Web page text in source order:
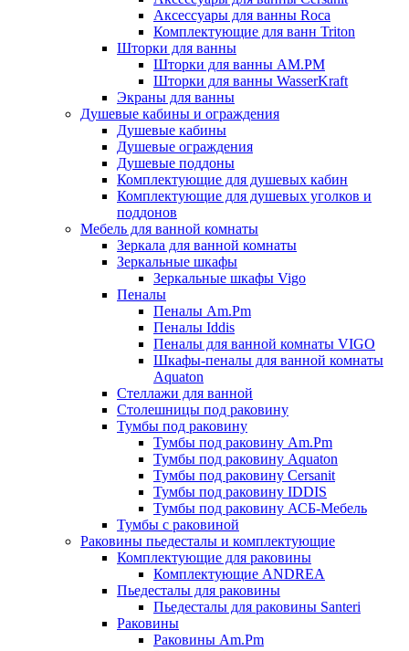
Аксессуары для ванны Roca
Комплектующие для ванн Triton
Шторки для ванны
Шторки для ванны AM.PM
Шторки для ванны WasserKraft
Экраны для ванны
Душевые кабины и ограждения
Душевые кабины
Душевые ограждения
Душевые поддоны
Комплектующие для душевых кабин
Комплектующие для душевых уголков и
поддонов
Мебель для ванной комнаты
Зеркала для ванной комнаты
Зеркальные шкафы
Зеркальные шкафы Vigo
Пеналы
Пеналы Am.Pm
Пеналы Iddis
Пеналы для ванной комнаты VIGO
Шкафы-пеналы для ванной комнаты
Aquaton
Стеллажи для ванной
Столешницы под раковину
Тумбы под раковину
Тумбы под раковину Am.Pm
Тумбы под раковину Aquaton
Тумбы под раковину Cersanit
Тумбы под раковину IDDIS
Тумбы под раковину АСБ-Мебель
Тумбы с раковиной
Раковины пьедесталы и комплектующие
Комплектующие для раковины
Комплектующие ANDREA
Пьедесталы для раковины
Пьедесталы для раковины Santeri
Раковины
Раковины Am.Pm